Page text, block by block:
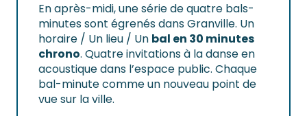
En après-midi, une série de quatre bals-
minutes sont égrenés dans Granville. Un
horaire / Un lieu / Un bal en 30 minutes
chrono. Quatre invitations à la danse en
acoustique dans l’espace public. Chaque
bal-minute comme un nouveau point de
vue sur la ville.